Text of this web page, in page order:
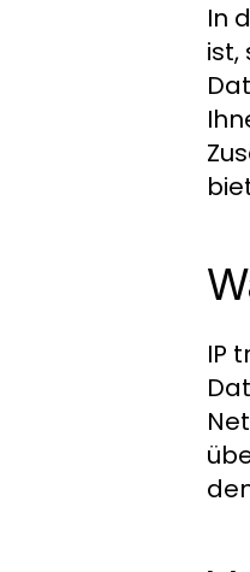
In
ist,
IP